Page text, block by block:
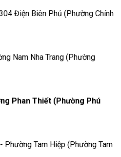
Điện Biên Phủ (Phường Chính
Nam Nha Trang (Phường
Phan Thiết (Phường Phú
Tam Hiệp (Phường Tam